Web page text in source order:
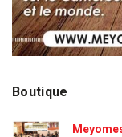
Boutique